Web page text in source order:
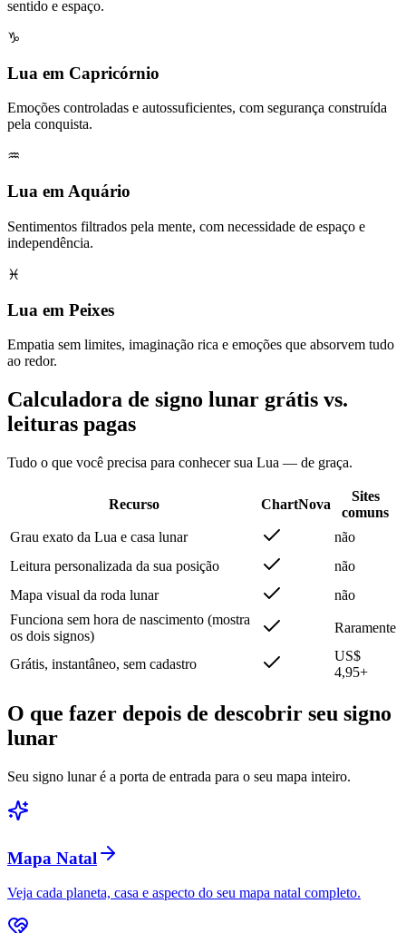
sentido e espaço.
♑
Lua em Capricórnio
Emoções controladas e autossuficientes, com segurança construída
pela conquista.
♒
Lua em Aquário
Sentimentos filtrados pela mente, com necessidade de espaço e
independência.
♓
Lua em Peixes
Empatia sem limites, imaginação rica e emoções que absorvem tudo
ao redor.
Calculadora de signo lunar grátis vs.
leituras pagas
Tudo o que você precisa para conhecer sua Lua — de graça.
Recurso ChartNova
Sites
comuns
Grau exato da Lua e casa lunar
não
Leitura personalizada da sua posição
não
Mapa visual da roda lunar
não
Funciona sem hora de nascimento (mostra
os dois signos)
Raramente
Grátis, instantâneo, sem cadastro
US$
4,95+
O que fazer depois de descobrir seu signo
lunar
Seu signo lunar é a porta de entrada para o seu mapa inteiro.
Mapa Natal
Veja cada planeta, casa e aspecto do seu mapa natal completo.